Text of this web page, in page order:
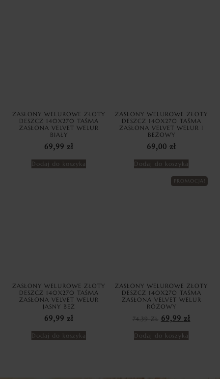
ZASŁONY WELUROWE ZŁOTY
DESZCZ 140X270 TAŚMA
ZASŁONA VELVET WELUR
BIAŁY
69,99 zł
Dodaj do koszyka
ZASŁONY WELUROWE ZŁOTY
DESZCZ 140X270 TAŚMA
ZASŁONA VELVET WELUR I
BEŻOWY
69,00 zł
Dodaj do koszyka
ZASŁONY WELUROWE ZŁOTY
DESZCZ 140X270 TAŚMA
ZASŁONA VELVET WELUR
JASNY BEŻ
69,99 zł
Dodaj do koszyka
PROMOCJA!
ZASŁONY WELUROWE ZŁOTY
DESZCZ 140X270 TAŚMA
ZASŁONA VELVET WELUR
RÓŻOWY
74,39ZŁ 69,99 zł
Dodaj do koszyka